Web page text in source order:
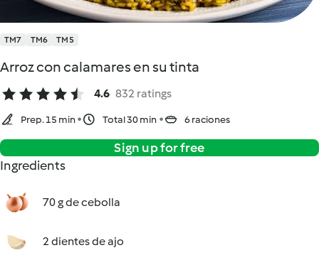
TM7 TM6 TM5
Arroz con calamares en su tinta
4.6 832 ratings
Prep. 15 min Total 30 min 6 raciones
Sign up for free
Ingredients
70 g de cebolla
2 dientes de ajo